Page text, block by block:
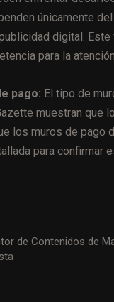
únicamente
digital.
para la
pago: El tipo de
muestran que
los muros de pago
para confirmar
de Contenidos de